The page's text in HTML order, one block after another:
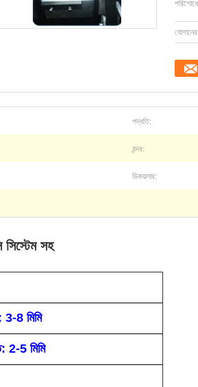
পদ্ধতি:
বন্দর:
ডিকয়লার:
সিস্টেম সহ
3-8 মিমি
2-5 মিমি